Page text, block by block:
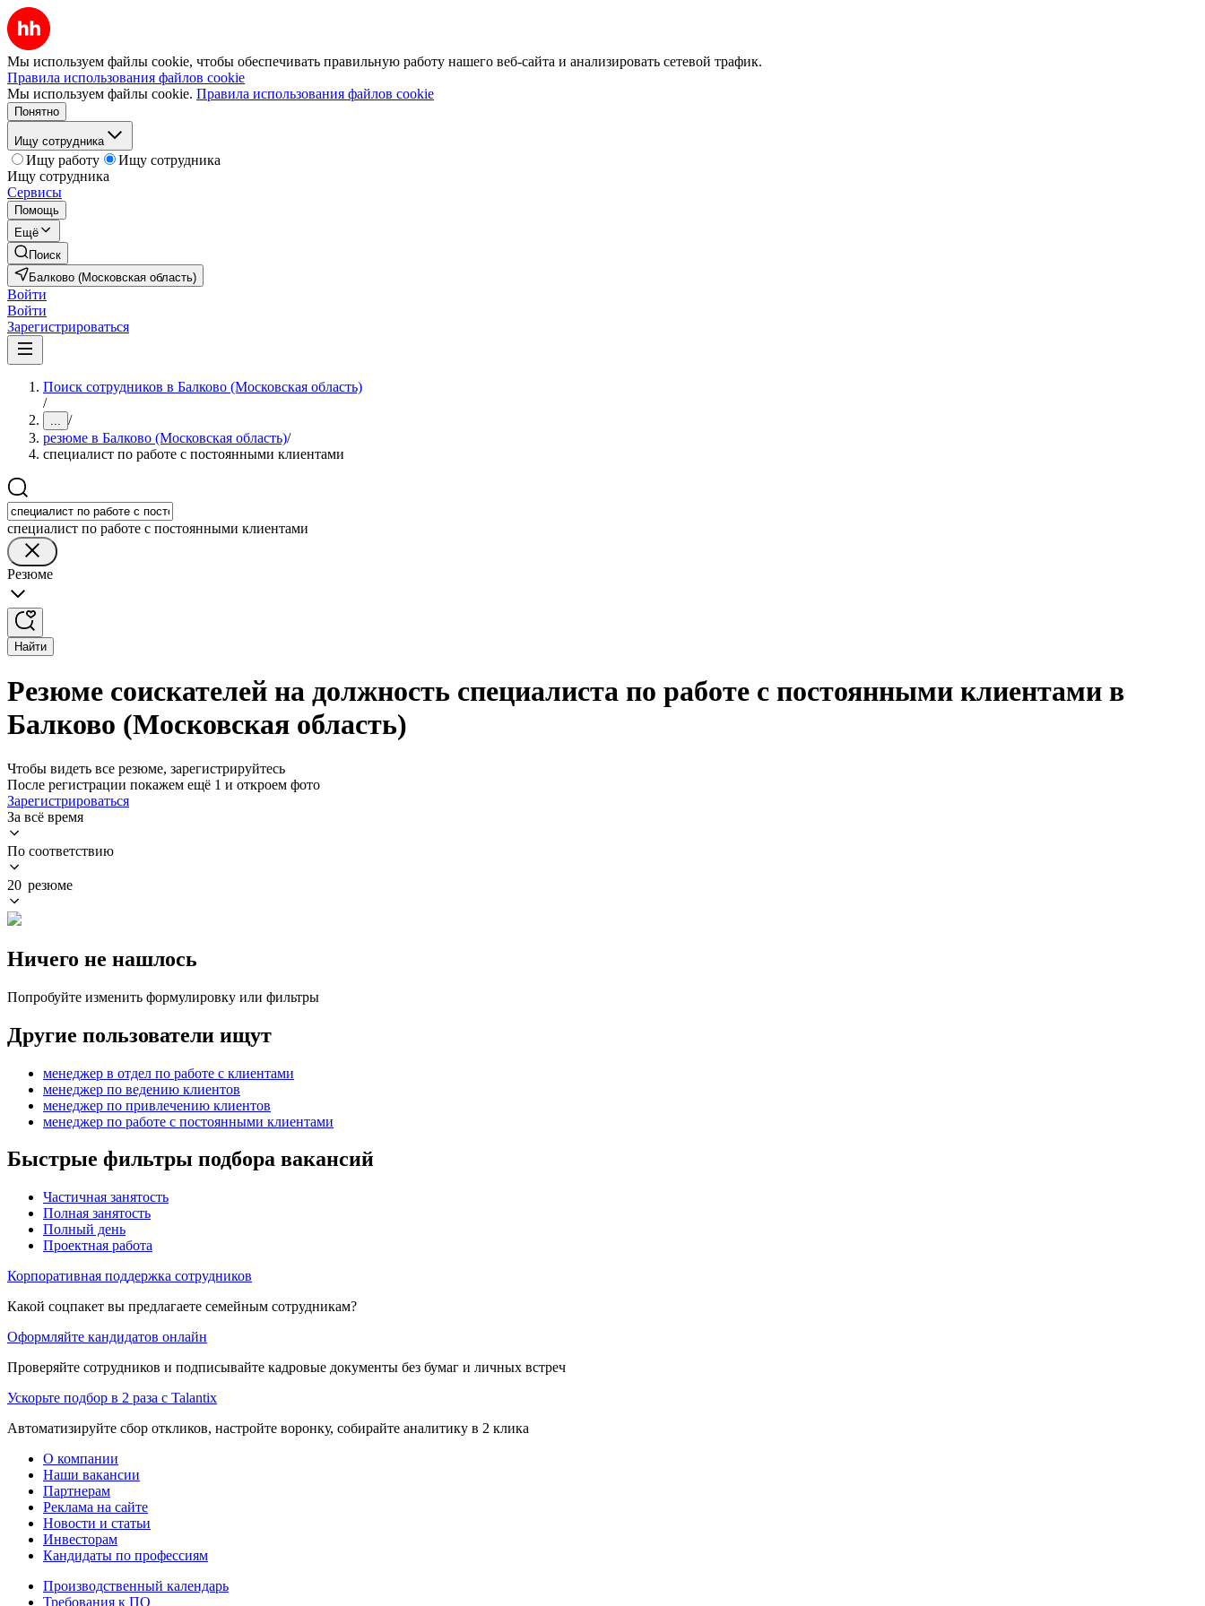
Мы используем файлы cookie, чтобы обеспечивать правильную работу нашего веб-сайта и анализировать сетевой трафик.
Правила использования файлов cookie
Мы используем файлы cookie. Правила использования файлов cookie
Понятно
Ищу сотрудника
Ищу работу
Ищу сотрудника
Ищу сотрудника
Сервисы
Помощь
Ещё
Поиск
Балково (Московская область)
Войти
Войти
Зарегистрироваться
Поиск сотрудников в Балково (Московская область)
/
... /
резюме в Балково (Московская область)/
специалист по работе с постоянными клиентами
специалист по работе с постоянными клиентами
Резюме
Найти
Резюме соискателей на должность специалиста по работе с постоянными клиентами в
Балково (Московская область)
Чтобы видеть все резюме, зарегистрируйтесь
После регистрации покажем ещё 1 и откроем фото
Зарегистрироваться
За всё время
По соответствию
20 резюме
Ничего не нашлось
Попробуйте изменить формулировку или фильтры
Другие пользователи ищут
менеджер в отдел по работе с клиентами
менеджер по ведению клиентов
менеджер по привлечению клиентов
менеджер по работе с постоянными клиентами
Быстрые фильтры подбора вакансий
Частичная занятость
Полная занятость
Полный день
Проектная работа
Корпоративная поддержка сотрудников
Какой соцпакет вы предлагаете семейным сотрудникам?
Оформляйте кандидатов онлайн
Проверяйте сотрудников и подписывайте кадровые документы без бумаг и личных встреч
Ускорьте подбор в 2 раза с Talantix
Автоматизируйте сбор откликов, настройте воронку, собирайте аналитику в 2 клика
О компании
Наши вакансии
Партнерам
Реклама на сайте
Новости и статьи
Инвесторам
Кандидаты по профессиям
Производственный календарь
Требования к ПО